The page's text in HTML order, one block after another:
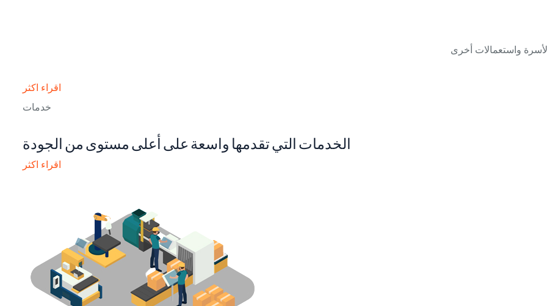
اقراء اكثر
خدمات
الخدمات التي تقدمها واسعة على أعلى مستوى من الجودة
اقراء اكثر